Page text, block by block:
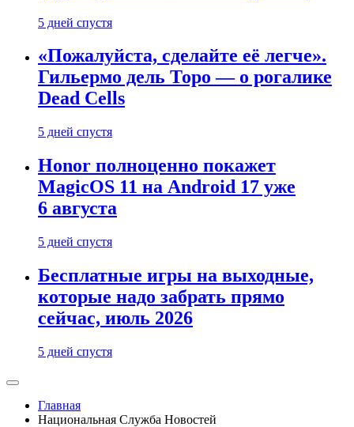
5 дней спустя
«Пожалуйста, сделайте её легче».
Гильермо дель Торо — о рогалике
Dead Cells
5 дней спустя
Honor полноценно покажет
MagicOS 11 на Android 17 уже
6 августа
5 дней спустя
Бесплатные игры на выходные,
которые надо забрать прямо
сейчас, июль 2026
5 дней спустя
Главная
Национальная Служба Новостей